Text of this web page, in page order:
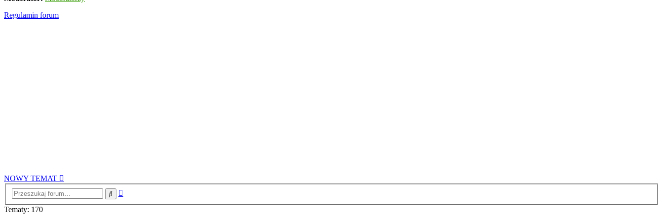
Regulamin forum
NOWY TEMAT
Szukaj
Tematy: 170